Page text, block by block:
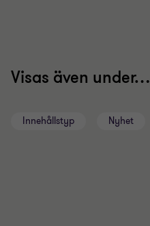
Visas även under…
Innehållstyp Nyhet